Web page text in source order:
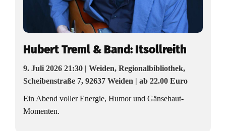
Hubert Treml & Band: Itsollreith
9. Juli 2026 21:30 | Weiden, Regionalbibliothek,
Scheibenstraße 7, 92637 Weiden | ab 22.00 Euro
Ein Abend voller Energie, Humor und Gänsehaut-
Momenten.